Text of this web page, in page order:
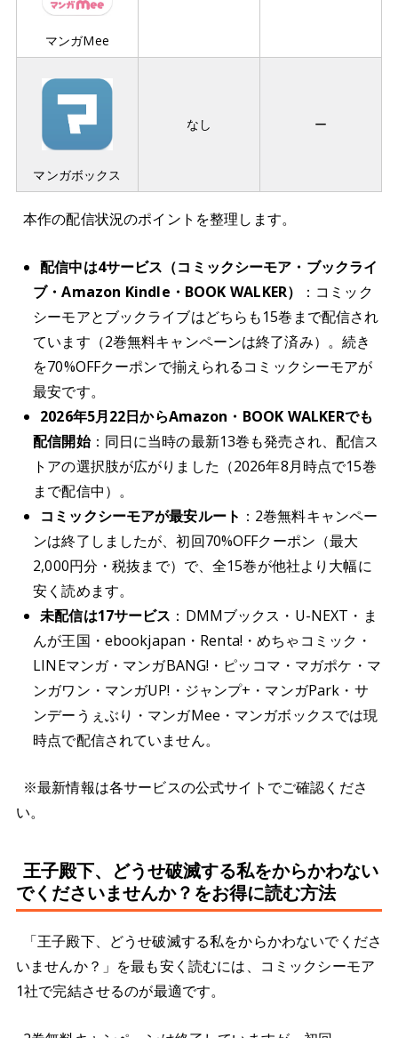
マンガMee
マンガボックス
なし ー
本作の配信状況のポイントを整理します。
配信中は4サービス（コミックシーモア・ブックライ
ブ・Amazon Kindle・BOOK WALKER）
：コミック
シーモアとブックライブはどちらも15巻まで配信され
ています（2巻無料キャンペーンは終了済み）。続き
を70%OFFクーポンで揃えられるコミックシーモアが
最安です。
2026年5月22日からAmazon・BOOK WALKERでも
配信開始：同日に当時の最新13巻も発売され、配信ス
トアの選択肢が広がりました（2026年8月時点で15巻
まで配信中）。
コミックシーモアが最安ルート ：2巻無料キャンペー
ンは終了しましたが、初回70%OFFクーポン（最大
2,000円分・税抜まで）で、全15巻が他社より大幅に
安く読めます。
未配信は17サービス ：DMMブックス・U-NEXT・ま
んが王国・ebookjapan・Renta!・めちゃコミック・
LINEマンガ・マンガBANG!・ピッコマ・マガポケ・マ
ンガワン・マンガUP!・ジャンプ+・マンガPark・サ
ンデーうぇぶり・マンガMee・マンガボックスでは現
時点で配信されていません。
※最新情報は各サービスの公式サイトでご確認くださ
い。
王子殿下、どうせ破滅する私をからかわない
でくださいませんか？をお得に読む方法
「王子殿下、どうせ破滅する私をからかわないでくださ
いませんか？」を最も安く読むには、コミックシーモア
1社で完結させるのが最適です。